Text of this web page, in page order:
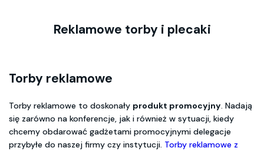
Reklamowe torby i plecaki
Torby reklamowe
Torby reklamowe to doskonały produkt promocyjny. Nadają
się zarówno na konferencje, jak i również w sytuacji, kiedy
chcemy obdarować gadżetami promocyjnymi delegacje
przybyłe do naszej firmy czy instytucji. Torby reklamowe z